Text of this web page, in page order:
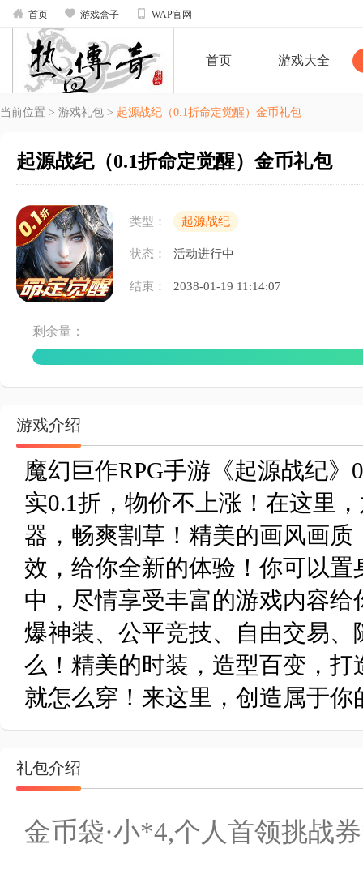
 首页  游戏盒子  WAP官网
首页 游戏大全
当前位置 > 游戏礼包 > 起源战纪（0.1折命定觉醒）金币礼包
起源战纪（0.1折命定觉醒）金币礼包
类型： 起源战纪
状态： 活动进行中
结束： 2038-01-19 11:14:07
剩余量：
游戏介绍
魔幻巨作RPG手游《起源战纪
实0.1折，物价不上涨！在这里
器，畅爽割草！精美的画风画
效，给你全新的体验！你可以
中，尽情享受丰富的游戏内容给
爆神装、公平竞技、自由交易
么！精美的时装，造型百变，
就怎么穿！来这里，创造属于你
礼包介绍
金币袋·小*4,个人首领挑战